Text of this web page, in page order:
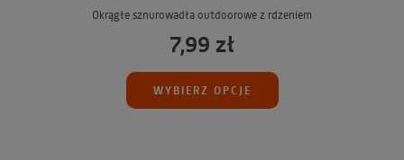
Okrągłe sznurowadła outdoorowe z rdzeniem
7,99 zł
WYBIERZ OPCJE